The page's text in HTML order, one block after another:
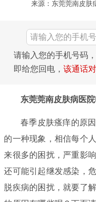
来源：东莞莞南皮肤
请输入您的手机号码
即给您回电， 该通话
东莞莞南皮肤病医
春季皮肤瘙痒的原
的一种现象，相信每个
来很多的困扰，严重影
还可能引起继发感染，
脱疾病的困扰，就要了